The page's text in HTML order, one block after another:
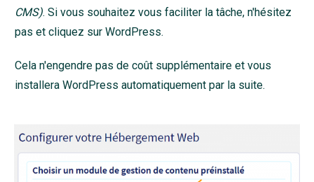
CMS). Si vous souhaitez vous faciliter la tâche, n'hésitez
pas et cliquez sur WordPress.
Cela n'engendre pas de coût supplémentaire et vous
installera WordPress automatiquement par la suite.